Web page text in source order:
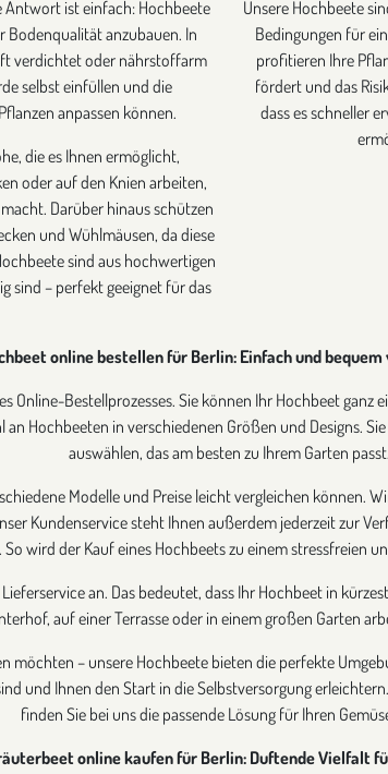
Antwort ist einfach: Hochbeete
Bodenqualität anzubauen. In
verdichtet oder nährstoffarm
selbst einfüllen und die
anpassen können.
die es Ihnen ermöglicht,
oder auf den Knien arbeiten,
Darüber hinaus schützen
und Wühlmäusen, da diese
sind aus hochwertigen
sind – perfekt geeignet für das
Unsere Hochbeete
Bedingungen für
profitieren Ihre
fördert und das
dass es schneller
online bestellen für Berlin: Einfach und bequem
Online-Bestellprozesses. Sie können Ihr Hochbeet
Hochbeeten in verschiedenen Größen und Designs.
auswählen, das am besten zu Ihrem Garten passt.
Modelle und Preise leicht vergleichen
Kundenservice steht Ihnen außerdem jederzeit zur
wird der Kauf eines Hochbeets zu einem stressfreien
an. Das bedeutet, dass Ihr Hochbeet in
auf einer Terrasse oder in einem großen Garten
möchten – unsere Hochbeete bieten die perfekte
und Ihnen den Start in die Selbstversorgung
finden Sie bei uns die passende Lösung für Ihren
online kaufen für Berlin: Duftende Vielfalt